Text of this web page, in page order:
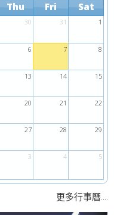
Thu Fri Sat
30 31 1
6 7 8
13 14 15
20 21 22
27 28 29
3 4 5
更多行事曆....